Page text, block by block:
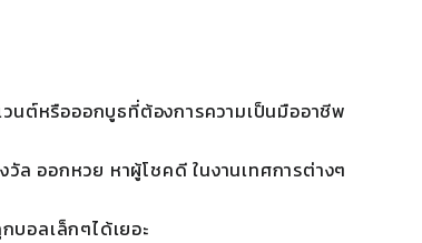
วนต์หรือออกบูธที่ต้องการความเป็นมืออาชีพ
ล ออกหวย หาผู้โชคดี ในงานเทศการต่างๆ
บอลเล็กๆได้เยอะ